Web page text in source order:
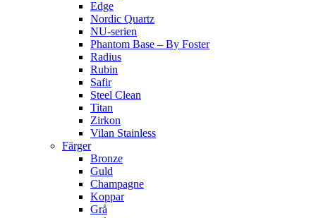
Edge
Nordic Quartz
NU-serien
Phantom Base – By Foster
Radius
Rubin
Safir
Steel Clean
Titan
Zirkon
Vilan Stainless
Färger
Bronze
Guld
Champagne
Koppar
Grå